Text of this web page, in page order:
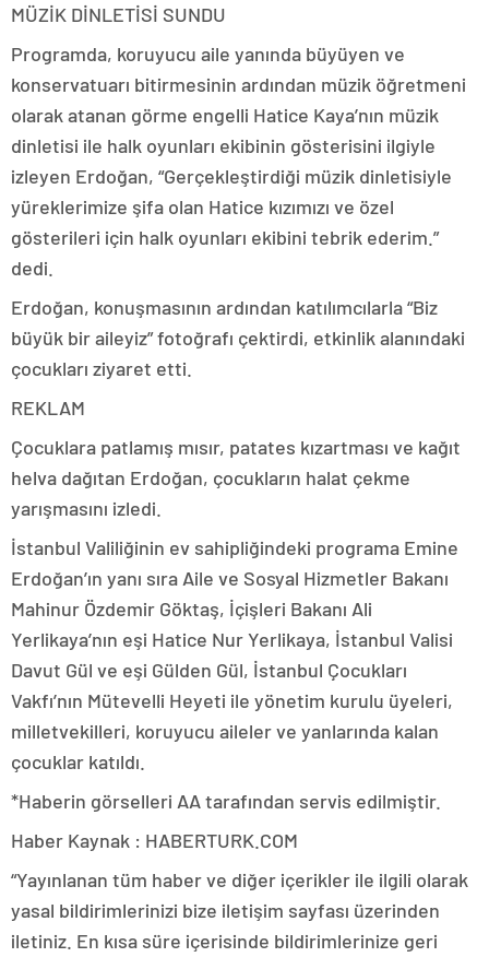
MÜZİK DİNLETİSİ SUNDU
Programda, koruyucu aile yanında büyüyen ve
konservatuarı bitirmesinin ardından müzik öğretmeni
olarak atanan görme engelli Hatice Kaya’nın müzik
dinletisi ile halk oyunları ekibinin gösterisini ilgiyle
izleyen Erdoğan, “Gerçekleştirdiği müzik dinletisiyle
yüreklerimize şifa olan Hatice kızımızı ve özel
gösterileri için halk oyunları ekibini tebrik ederim.”
dedi.
Erdoğan, konuşmasının ardından katılımcılarla “Biz
büyük bir aileyiz” fotoğrafı çektirdi, etkinlik alanındaki
çocukları ziyaret etti.
REKLAM
Çocuklara patlamış mısır, patates kızartması ve kağıt
helva dağıtan Erdoğan, çocukların halat çekme
yarışmasını izledi.
İstanbul Valiliğinin ev sahipliğindeki programa Emine
Erdoğan’ın yanı sıra Aile ve Sosyal Hizmetler Bakanı
Mahinur Özdemir Göktaş, İçişleri Bakanı Ali
Yerlikaya’nın eşi Hatice Nur Yerlikaya, İstanbul Valisi
Davut Gül ve eşi Gülden Gül, İstanbul Çocukları
Vakfı’nın Mütevelli Heyeti ile yönetim kurulu üyeleri,
milletvekilleri, koruyucu aileler ve yanlarında kalan
çocuklar katıldı.
*Haberin görselleri AA tarafından servis edilmiştir.
Haber Kaynak : HABERTURK.COM
“Yayınlanan tüm haber ve diğer içerikler ile ilgili olarak
yasal bildirimlerinizi bize iletişim sayfası üzerinden
iletiniz. En kısa süre içerisinde bildirimlerinize geri